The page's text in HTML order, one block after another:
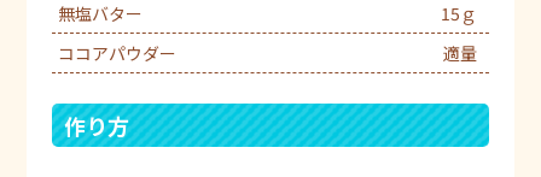
無塩バター
15ｇ
ココアパウダー
適量
作り方